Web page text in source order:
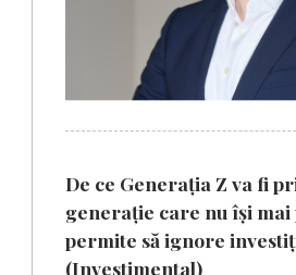
De ce Generația Z va fi
generație care nu își mai
permite să ignore
(Investimental)